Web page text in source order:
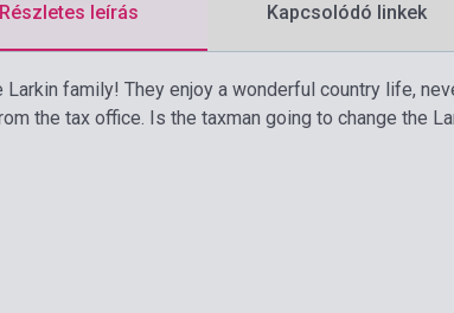
Részletes leírás Kapcsolódó linkek
Larkin family! They enjoy a wonderful country life,
the tax office. Is the taxman going to change the